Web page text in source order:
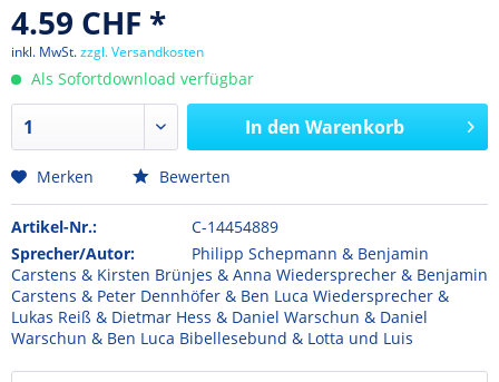
4.59 CHF *
inkl. MwSt.zzgl. Versandkosten
Als Sofortdownload verfügbar
In den Warenkorb
Merken Bewerten
Artikel-Nr.:
C-14454889
Sprecher/Autor:
Philipp Schepmann & Benjamin
Carstens & Kirsten Brünjes & Anna Wiedersprecher & Benjamin
Carstens & Peter Dennhöfer & Ben Luca Wiedersprecher &
Lukas Reiß & Dietmar Hess & Daniel Warschun & Daniel
Warschun & Ben Luca Bibellesebund & Lotta und Luis